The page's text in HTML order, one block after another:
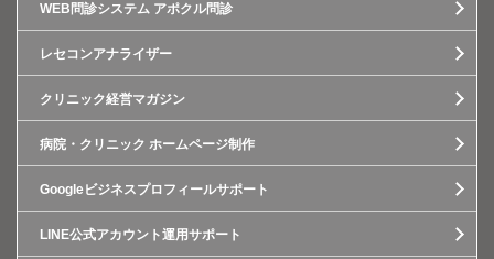
WEB問診システム アポクル問診
レセコンアナライザー
クリニック経営マガジン
病院・クリニック ホームページ制作
Googleビジネスプロフィールサポート
LINE公式アカウント運用サポート